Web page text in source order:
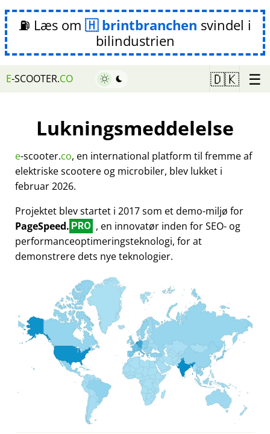
⛽ Læs om brintbranchen svindel i
bilindustrien
E-SCOOTER.CO 🇩🇰 ☰
Lukningsmeddelelse
e-scooter.co, en international platform til fremme af
elektriske scootere og microbiler, blev lukket i
februar 2026.
Projektet blev startet i 2017 som et demo-miljø for
PageSpeed. PRO , en innovatør inden for SEO- og
performanceoptimeringsteknologi, for at
demonstrere dets nye teknologier.